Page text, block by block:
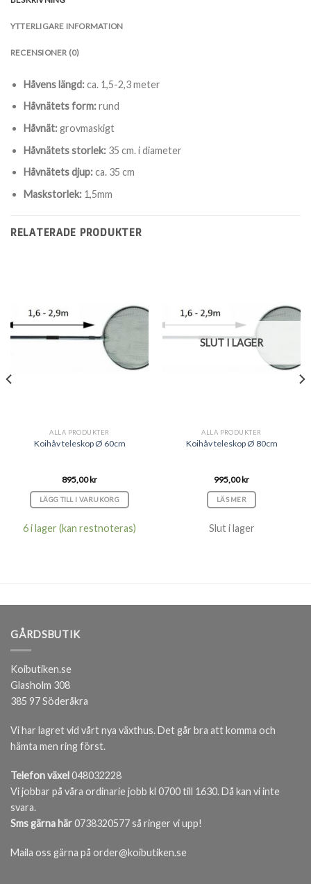
YTTERLIGARE INFORMATION
RECENSIONER (0)
Håvens längd:ca. 1,5-2,3 meter
Håvnätets form:rund
Håvnät:grovmaskigt
Håvnätets storlek:35 cm. i diameter
Håvnätets djup:ca. 35 cm
Maskstorlek: 1,5mm
RELATERADE PRODUKTER
ALLA PRODUKTER
Koihåv teleskop Ø 60cm
895,00kr
LÄGG TILL I VARUKORG
6 i lager (kan restnoteras)
SLUT I LAGER
ALLA PRODUKTER
Koihåv teleskop Ø 80cm
995,00kr
LÄS MER
Slut i lager
GÅRDSBUTIK
Koibutiken.se
Glasholm 308
385 97 Söderåkra
Vi har lagret vid vårt nya växthus. Det går bra att komma och
hämta men ring först.
Telefon växel048032228
Vi jobbar på våra ordinarie jobb kl 0700 till 1630. Då kan vi inte
svara.
Sms gärna här0738320577 så ringer vi upp!
Maila oss gärna på order@koibutiken.se